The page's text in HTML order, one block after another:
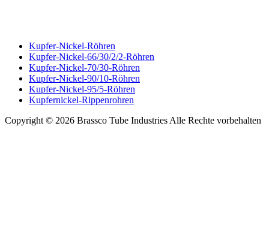
Kupfer-Nickel-Röhren
Kupfer-Nickel-66/30/2/2-Röhren
Kupfer-Nickel-70/30-Röhren
Kupfer-Nickel-90/10-Röhren
Kupfer-Nickel-95/5-Röhren
Kupfernickel-Rippenrohren
Copyright © 2026 Brassco Tube Industries Alle Rechte vorbehalten